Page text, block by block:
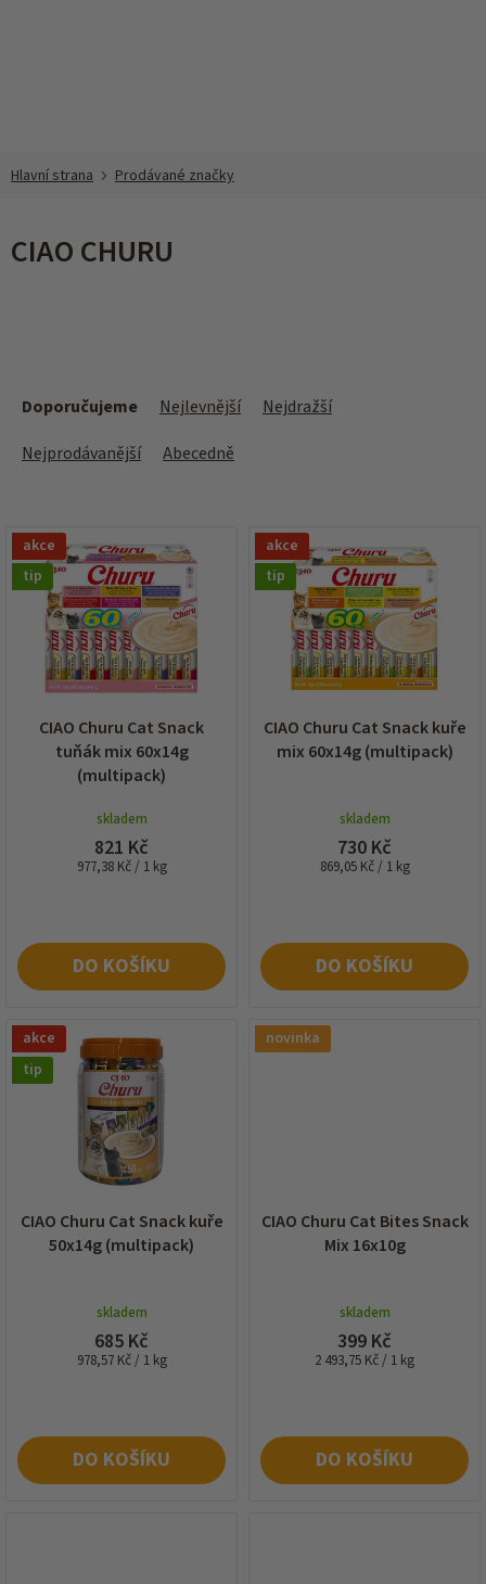
Prodávané značky
CIAO CHURU
o
d
Doporučujeme Nejlevnější
Nejdražší
Nejprodávanější
Abecedně
V
ý akce
tip
CIAO Churu Cat Snack
tuňák mix 60x14g
(multipack)
skladem
821 Kč
Měrná
977,38 Kč / 1 kg
DO KOŠÍKU
akce
tip
CIAO Churu Cat Snack kuře
mix 60x14g (multipack)
skladem
730 Kč
Měrná
869,05 Kč / 1 kg
DO KOŠÍKU
akce
tip
CIAO Churu Cat Snack kuře
50x14g (multipack)
skladem
685 Kč
Měrná
978,57 Kč / 1 kg
DO KOŠÍKU
novinka
CIAO Churu Cat Bites Snack
Mix 16x10g
skladem
399 Kč
Měrná
2 493,75 Kč / 1 kg
DO KOŠÍKU